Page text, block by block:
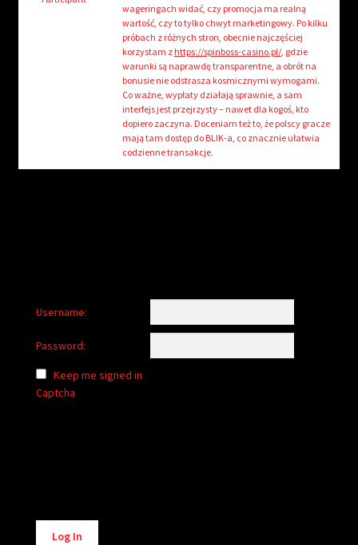
menu
Login/Create Account
wageringach widać, czy promocja ma realną
wartość, czy to tylko chwyt marketingowy. Po kilku
próbach z różnych stron, obecnie najczęściej
korzystam z https://spinboss-casino.pl/, gdzie
warunki są naprawdę transparentne, a obrót na
bonusie nie odstrasza kosmicznymi wymogami.
Co ważne, wypłaty działają sprawnie, a sam
interfejs jest przejrzysty – nawet dla kogoś, kto
dopiero zaczyna. Doceniam też to, że polscy gracze
mają tam dostęp do BLIK-a, co znacznie ułatwia
codzienne transakcje.
Username:
Password:
Keep me signed in
Captcha
Alternative:
Log In